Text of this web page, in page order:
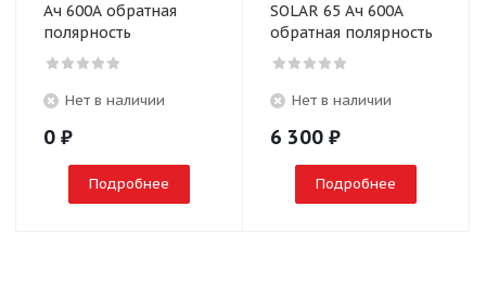
Ач 600А обратная
полярность
Нет в наличии
0 ₽
Подробнее
SOLAR 65 Ач 600А
обратная полярность
Нет в наличии
6 300 ₽
Подробнее